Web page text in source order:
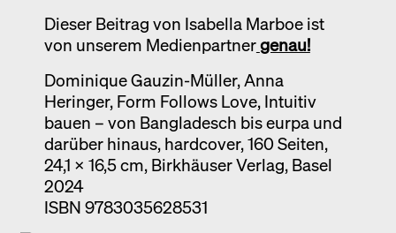
Dieser Beitrag von Isabella Marboe ist
von unserem Medienpartnergenau!
Dominique Gauzin-Müller, Anna
Heringer, Form Follows Love, Intuitiv
bauen – von Bangladesch bis eurpa und
darüber hinaus, hardcover, 160 Seiten,
24,1 x 16,5 cm, Birkhäuser Verlag, Basel
2024
ISBN 9783035628531